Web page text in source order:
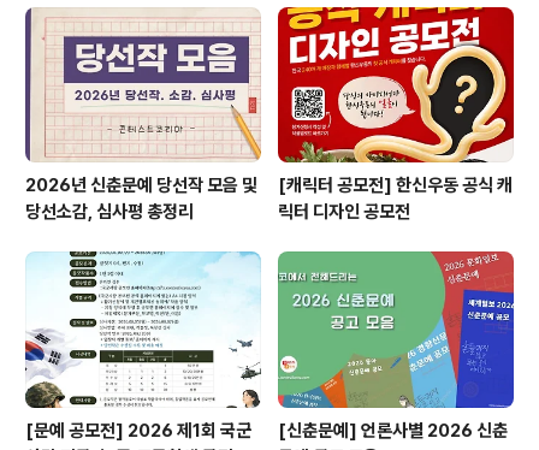
역총(5팀)(총상금 5,300,000원)대 상 | 1팀 | 2,000,00
0금 상 | 1팀 | 1,500,000은 상 | 1팀 | 1,000,000동 ..
2026년 신춘문예 당선작 모음 및
당선소감, 심사평 총정리
[캐릭터 공모전] 한신우동 공식 캐
릭터 디자인 공모전
[문예 공모전] 2026 제1회 국군
[신춘문예] 언론사별 2026 신춘